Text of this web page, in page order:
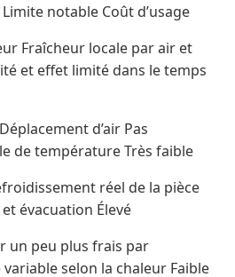
notable Coût d’usage
Fraîcheur locale par air et
et effet limité dans le temps
d’air Pas
de température Très faible
réel de la pièce
évacuation Élevé
un peu plus frais par
selon la chaleur Faible